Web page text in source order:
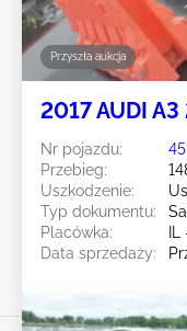
Przyszła aukcja
2017 AUDI
Nr pojazdu:
Przebieg:
Uszkodzenie:
Typ dokumentu:
Placówka:
Data sprzedaży: